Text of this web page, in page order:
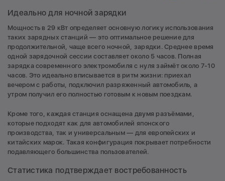
Идеально для ночной зарядки
Мощность в 29 кВт определяет основную логику использования
таких зарядных станций — это оптимальное решение для
продолжительной, чаще всего ночной, зарядки. Среднее время
одной зарядочной сессии составляет около 5 часов. Полная
зарядка современного электромобиля с нуля займёт около 7-10
часов. Это идеально вписывается в ритм жизни: приехал
вечером с работы, подключил разряженный автомобиль, а
утром получил его полностью готовым к новым поездкам.
Кроме того, каждая станция оснащена двумя разъёмами,
которые подходят как для автомобилей японского
производства, так и универсальным — для европейских и
китайских марок. Такая конфигурация покрывает потребности
подавляющего большинства пользователей.
Статистика подтверждает востребованность